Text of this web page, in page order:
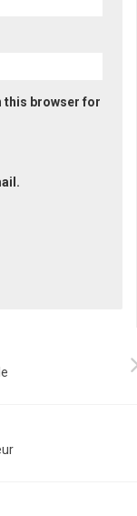
this browser for